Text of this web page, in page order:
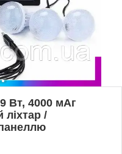
Вт, 4000 мАг
ліхтар /